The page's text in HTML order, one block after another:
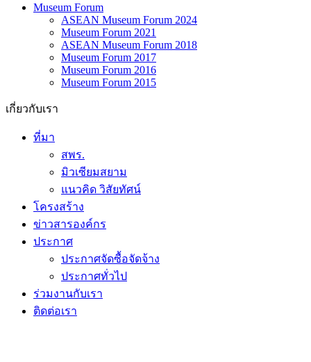
Museum Forum
ASEAN Museum Forum 2024
Museum Forum 2021
ASEAN Museum Forum 2018
Museum Forum 2017
Museum Forum 2016
Museum Forum 2015
เกี่ยวกับเรา
ที่มา
สพร.
มิวเซียมสยาม
แนวคิด วิสัยทัศน์
โครงสร้าง
ข่าวสารองค์กร
ประกาศ
ประกาศจัดซื้อจัดจ้าง
ประกาศทั่วไป
ร่วมงานกับเรา
ติดต่อเรา